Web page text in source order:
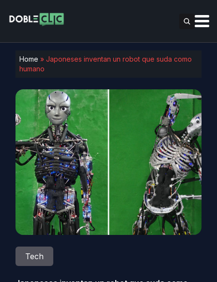
Home » Japoneses inventan un robot que suda como
humano
Tech